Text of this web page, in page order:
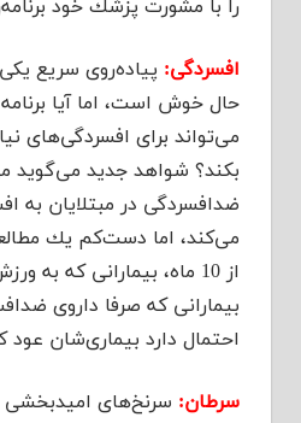
را با مشورت پزشك خود
افسردگی: پیاده‌روی سریع
حال خوش است، اما آیا
می‌تواند برای افسردگی‌های
بكند؟ شواهد جدید می‌گوید
ضدافسردگی در مبتلایان به
می‌كند، اما دست‌كم یك
از 10 ماه، بیمارانی كه به
بیمارانی كه صرفا داروی
احتمال دارد بیماری‌شان عود
سرطان: سرنخ‌های